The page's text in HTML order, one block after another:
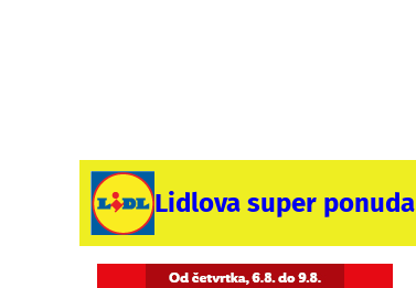
Lidlova super ponuda